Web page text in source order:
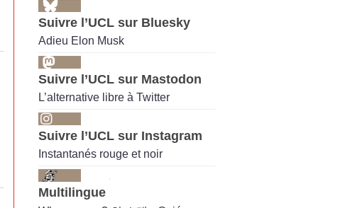
Suivre l’UCL sur Bluesky
Adieu Elon Musk
Suivre l’UCL sur Mastodon
L’alternative libre à Twitter
Suivre l’UCL sur Instagram
Instantanés rouge et noir
Multilingue